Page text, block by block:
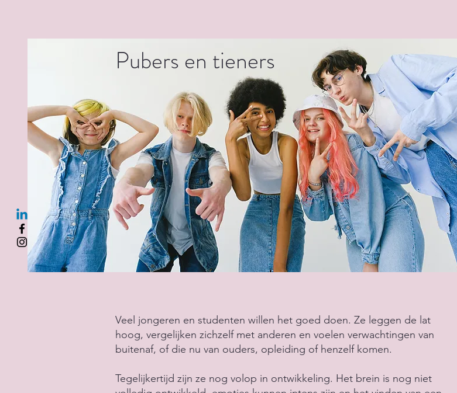
Pubers en tieners
Veel jongeren en studenten willen het goed doen. Ze leggen de lat
hoog, vergelijken zichzelf met anderen en voelen verwachtingen van
buitenaf, of die nu van ouders, opleiding of henzelf komen.
Tegelijkertijd zijn ze nog volop in ontwikkeling. Het brein is nog niet